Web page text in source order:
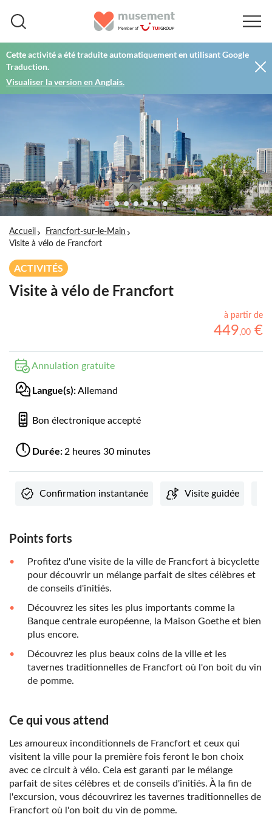
Cette activité a été traduite automatiquement en utilisant Google
Traduction.
Visualiser la version en Anglais.
Accueil
Francfort-sur-le-Main
Visite à vélo de Francfort
ACTIVITÉS
Visite à vélo de Francfort
à partir de
449,00 €
Annulation gratuite
Langue(s):Allemand
Bon électronique accepté
Durée: 2 heures 30 minutes
Confirmation instantanée Visite guidée
Points forts
Profitez d'une visite de la ville de Francfort à bicyclette
pour découvrir un mélange parfait de sites célèbres et
de conseils d'initiés.
Découvrez les sites les plus importants comme la
Banque centrale européenne, la Maison Goethe et bien
plus encore.
Découvrez les plus beaux coins de la ville et les
tavernes traditionnelles de Francfort où l'on boit du vin
de pomme.
Ce qui vous attend
Les amoureux inconditionnels de Francfort et ceux qui
visitent la ville pour la première fois feront le bon choix
avec ce circuit à vélo. Cela est garanti par le mélange
parfait de sites célèbres et de conseils d'initiés. À la fin de
l'excursion, vous découvrirez les tavernes traditionnelles de
Francfort où l'on boit du vin de pomme.